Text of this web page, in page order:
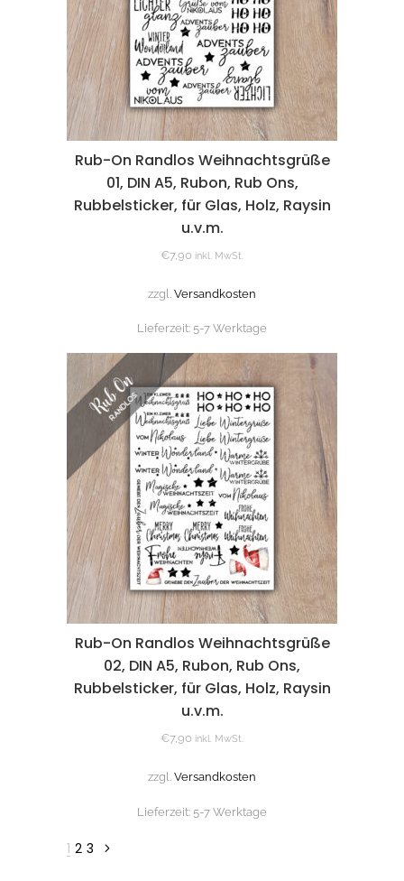
Rub-On Randlos Weihnachtsgrüße
01, DIN A5, Rubon, Rub Ons,
Rubbelsticker, für Glas, Holz, Raysin
u.v.m.
€7,90 inkl. MwSt.
zzgl. Versandkosten
Lieferzeit: 5-7 Werktage
Rub-On Randlos Weihnachtsgrüße
02, DIN A5, Rubon, Rub Ons,
Rubbelsticker, für Glas, Holz, Raysin
u.v.m.
€7,90 inkl. MwSt.
zzgl. Versandkosten
Lieferzeit: 5-7 Werktage
1 2 3